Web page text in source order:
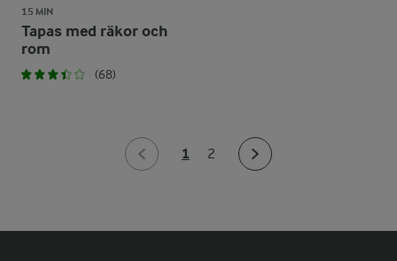
15 MIN
Tapas med räkor och
rom
(68)
1 2